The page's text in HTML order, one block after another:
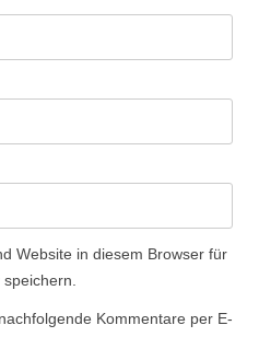
Website in diesem Browser für
Kommentare per E-